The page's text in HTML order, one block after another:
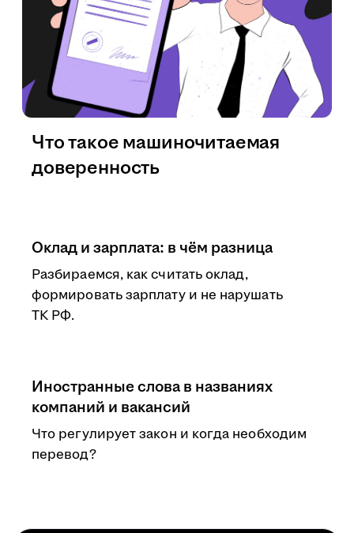
Оклад и зарплата: в чём разница
Разбираемся, как считать оклад,
формировать зарплату и не нарушать
ТК РФ.
Иностранные слова в названиях
компаний и вакансий
Что регулирует закон и когда необходим
перевод?
Что такое машиночитаемая
доверенность